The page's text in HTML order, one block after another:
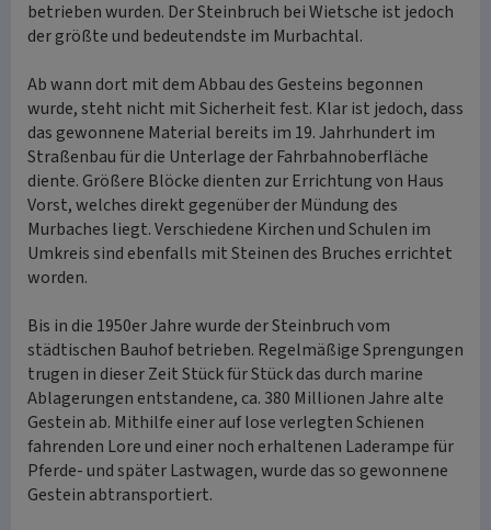
betrieben wurden. Der Steinbruch bei Wietsche ist jedoch
der größte und bedeutendste im Murbachtal.
Ab wann dort mit dem Abbau des Gesteins begonnen
wurde, steht nicht mit Sicherheit fest. Klar ist jedoch, dass
das gewonnene Material bereits im 19. Jahrhundert im
Straßenbau für die Unterlage der Fahrbahnoberfläche
diente. Größere Blöcke dienten zur Errichtung von Haus
Vorst, welches direkt gegenüber der Mündung des
Murbaches liegt. Verschiedene Kirchen und Schulen im
Umkreis sind ebenfalls mit Steinen des Bruches errichtet
worden.
Bis in die 1950er Jahre wurde der Steinbruch vom
städtischen Bauhof betrieben. Regelmäßige Sprengungen
trugen in dieser Zeit Stück für Stück das durch marine
Ablagerungen entstandene, ca. 380 Millionen Jahre alte
Gestein ab. Mithilfe einer auf lose verlegten Schienen
fahrenden Lore und einer noch erhaltenen Laderampe für
Pferde- und später Lastwagen, wurde das so gewonnene
Gestein abtransportiert.